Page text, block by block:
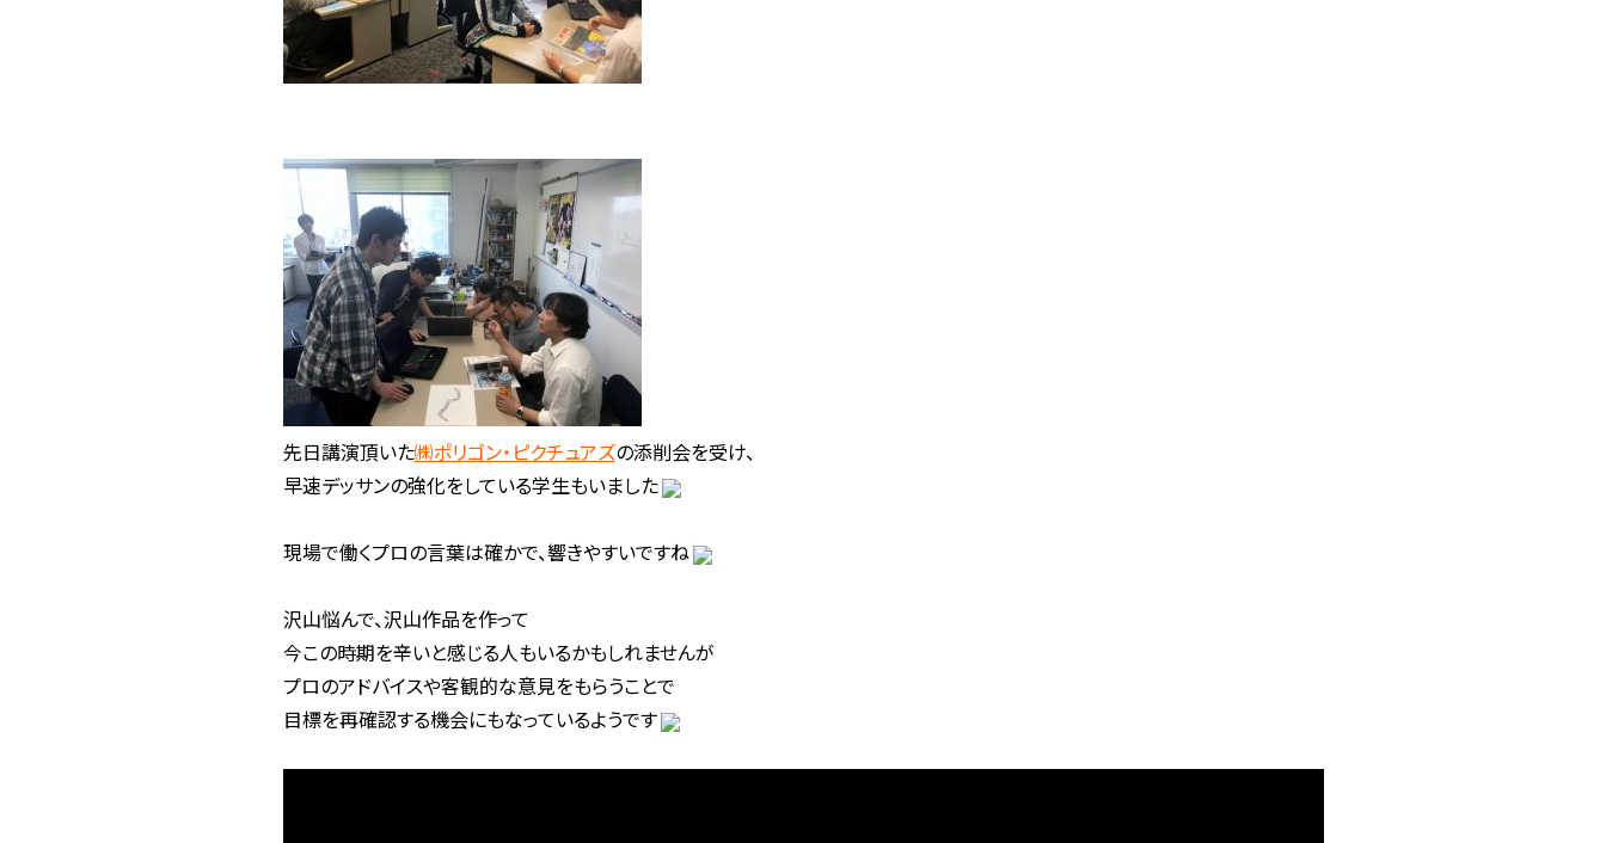
先日講演頂いた㈱ポリゴン・ピクチュアズの添削会を受け、
早速デッサンの強化をしている学生もいました
現場で働くプロの言葉は確かで、響きやすいですね
沢山悩んで、沢山作品を作って
今この時期を辛いと感じる人もいるかもしれませんが
プロのアドバイスや客観的な意見をもらうことで
目標を再確認する機会にもなっているようです